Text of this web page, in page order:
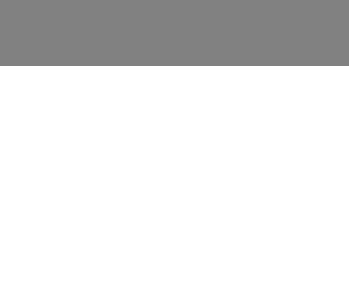
写真を「観る力」